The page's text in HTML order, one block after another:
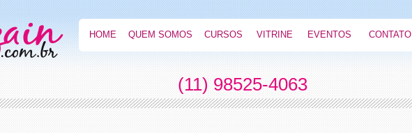
HOME QUEM SOMOS CURSOS VITRINE EVENTOS CONTATO
(11) 98525-4063